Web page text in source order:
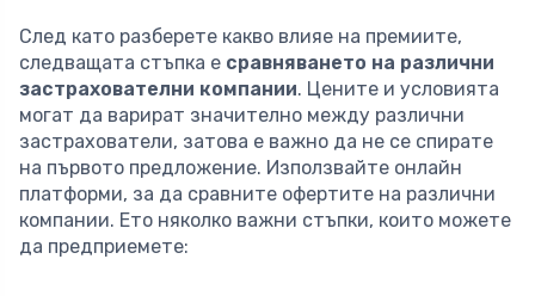
След като разберете какво влияе на премиите,
следващата стъпка е сравняването на различни
застрахователни компании. Цените и условията
могат да варират значително между различни
застрахователи, затова е важно да не се спирате
на първото предложение. Използвайте онлайн
платформи, за да сравните офертите на различни
компании. Ето няколко важни стъпки, които можете
да предприемете: